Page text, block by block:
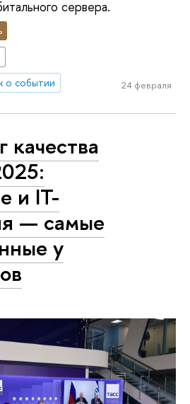
сервера.
о событии 24 февраля
и IT-
— самые
у